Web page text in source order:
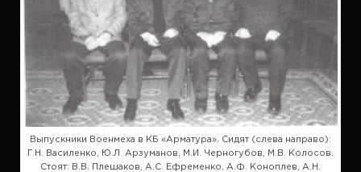
Выпускники Военмеха в КБ «Арматура». Сидят (слева направо):
Г.Н. Василенко, Ю.Л. Арзуманов, М.И. Черногубов, М.В. Колосов.
Стоят: В.В. Плешаков, А.С. Ефременко, А.Ф. Коноплев, А.Н.